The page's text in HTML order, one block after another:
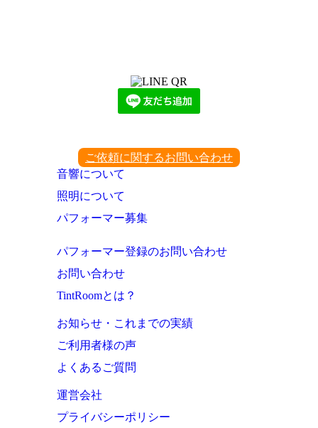
ご依頼に関するお問い合わせ
音響について
照明について
パフォーマー募集
パフォーマー登録のお問い合わせ
お問い合わせ
TintRoomとは？
お知らせ・これまでの実績
ご利用者様の声
よくあるご質問
運営会社
プライバシーポリシー